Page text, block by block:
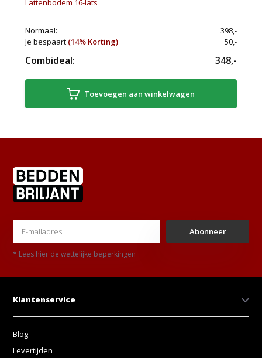
Normaal:
398,-
Je bespaart (14% Korting) 50,-
Combideal: 348,-
Toevoegen aan winkelwagen
Abonneer
* Lees hier de wettelijke beperkingen
Klantenservice
Blog
Levertijden